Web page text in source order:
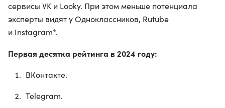
сервисы VK и Looky. При этом меньше потенциала
эксперты видят у Одноклассников, Rutube
и Instagram*.
Первая десятка рейтинга в 2024 году:
ВКонтакте.
Telegram.